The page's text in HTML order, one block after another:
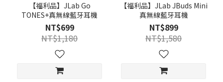
【福利品】JLab Go
TONES+真無線藍牙耳機
NT$699
NT$1,180
【福利品】JLab JBuds Mini
真無線藍牙耳機
NT$899
NT$1,580